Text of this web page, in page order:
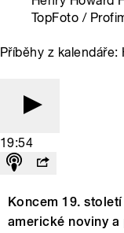
TopFoto /
Příběhy z
19:54
Koncem 19.
americké noviny